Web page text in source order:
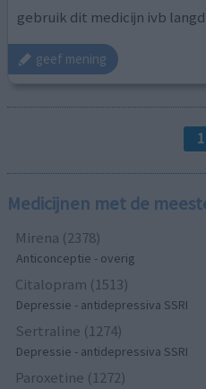
gebruik dit medicijn ivb
geef mening
1
Medicijnen met de
Mirena (2378)
Anticonceptie - overig
Citalopram (1513)
Depressie - antidepressiva SSRI
Sertraline (1274)
Depressie - antidepressiva SSRI
Paroxetine (1272)